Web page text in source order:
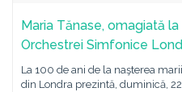
Maria Tănase, omagiată
Orchestrei Simfonice
La 100 de ani de la naşterea
din Londra prezintă, duminică,